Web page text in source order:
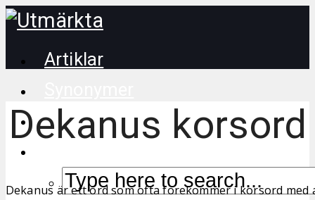
Artiklar
Korsordstips
Dekanus korsord
Dekanus är ett ord som ofta förekommer i korsord med